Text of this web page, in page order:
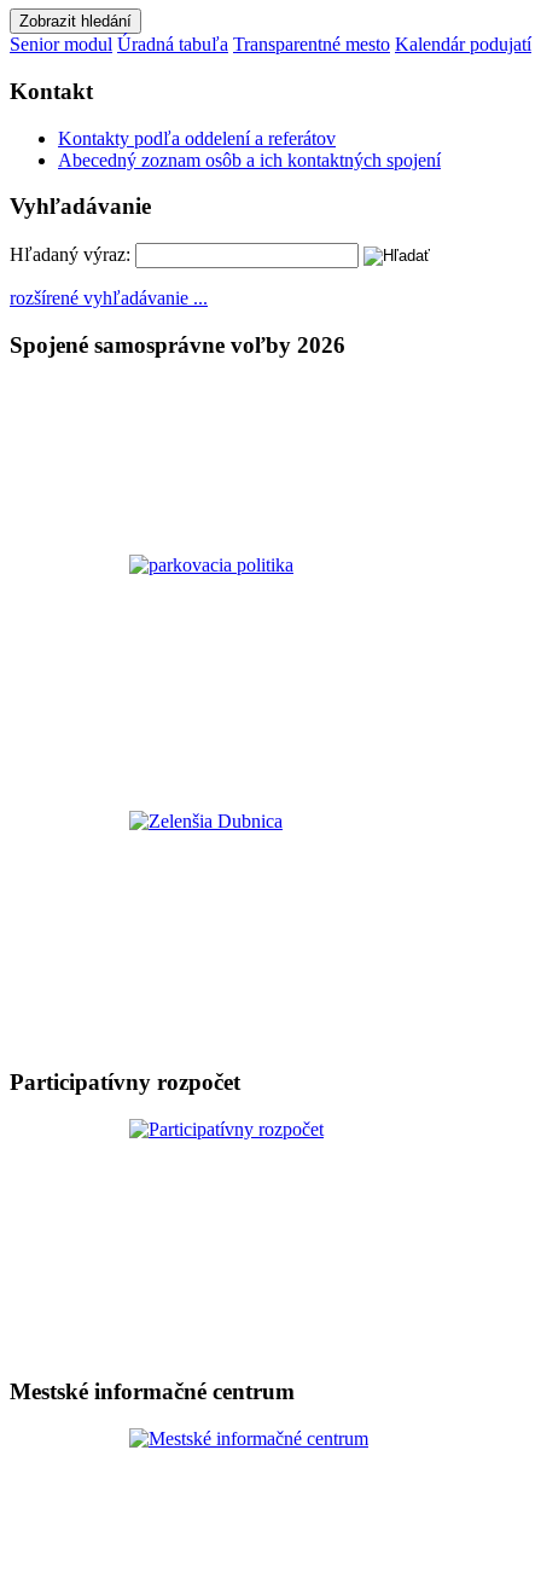
Zobrazit hledání
Senior modul Úradná tabuľa Transparentné mesto Kalendár podujatí
Kontakt
Kontakty podľa oddelení a referátov
Abecedný zoznam osôb a ich kontaktných spojení
Vyhľadávanie
Hľadaný výraz:
rozšírené vyhľadávanie ...
Spojené samosprávne voľby 2026
Participatívny rozpočet
Mestské informačné centrum